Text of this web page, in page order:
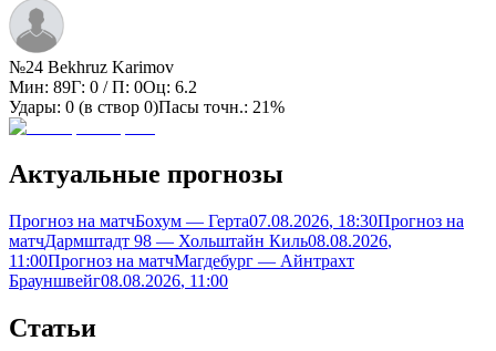
№24 Bekhruz Karimov
Мин: 89Г: 0 / П: 0Оц: 6.2
Удары: 0 (в створ 0)Пасы точн.: 21%
Актуальные прогнозы
Прогноз на матчБохум — Герта07.08.2026, 18:30Прогноз на
матчДармштадт 98 — Хольштайн Киль08.08.2026,
11:00Прогноз на матчМагдебург — Айнтрахт
Брауншвейг08.08.2026, 11:00
Статьи